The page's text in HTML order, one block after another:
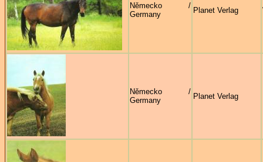
Německo /
Germany
Planet Verlag
Německo /
Germany
Planet Verlag